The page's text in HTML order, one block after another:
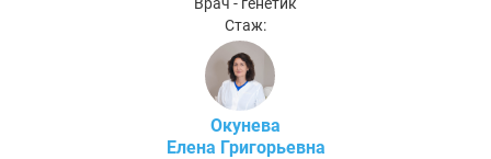
Стаж:
Окунева
Елена Григорьевна